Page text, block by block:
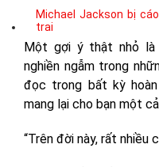
Michael Jackson bị
trai
Một gợi ý thật nhỏ
nghiền ngẫm trong
đọc trong bất kỳ
mang lại cho bạn một
“Trên đời này, rất nhiều